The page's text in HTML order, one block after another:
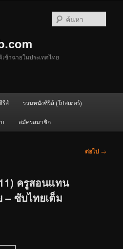
ข้าฉายในประเทศไทย
รีส์ รวมหนังซีรีส์ (โปสเตอร์)
สมัครสมาชิก
ต่อไป →
ครูสอนแทน
– ซับไทยเต็ม